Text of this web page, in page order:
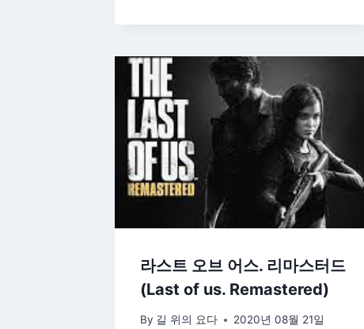
라스트 오브 어스. 리마스터드
(Last of us. Remastered)
By 길 위의 요다 2020년 08월 21일